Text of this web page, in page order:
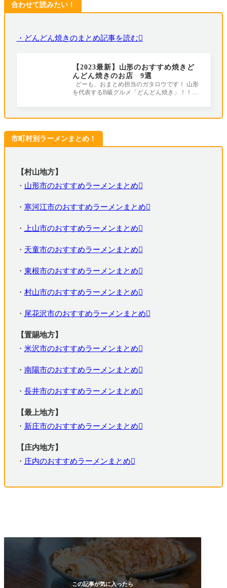
合わせて読みたい！
・どんどん焼きのまとめ記事を読む
【2023最新】山形のおすすめ焼きど
んどん焼きのお店 9選
どーも、おまとめ担当のガタロウです！ 山形
を代表するB級グルメ「どんどん焼き」！！！
市町村別ラーメンまとめ！
【村山地方】
・ 山形市のおすすめラーメンまとめ
・ 寒河江市のおすすめラーメンまとめ
・ 上山市のおすすめラーメンまとめ
・ 天童市のおすすめラーメンまとめ
・ 東根市のおすすめラーメンまとめ
・ 村山市のおすすめラーメンまとめ
・ 尾花沢市のおすすめラーメンまとめ
【置賜地方】
・ 米沢市のおすすめラーメンまとめ
・ 南陽市のおすすめラーメンまとめ
・ 長井市のおすすめラーメンまとめ
【最上地方】
・ 新庄市のおすすめラーメンまとめ
【庄内地方】
・ 庄内のおすすめラーメンまとめ
この記事が気に入ったら